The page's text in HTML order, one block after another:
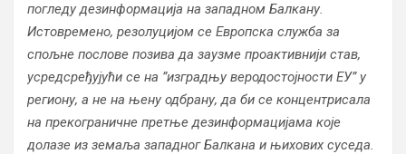
погледу дезинформација на западном Балкану.
Истовремено, резолуцијом се Европска служба за
спољне послове позива да заузме проактивнији став,
усредсређујући се на ”изградњу веродостојности ЕУ” у
региону, а не на њену одбрану, да би се концентрисала
на прекограничне претње дезинформацијама које
долазе из земаља западног Балкана и њихових суседа.